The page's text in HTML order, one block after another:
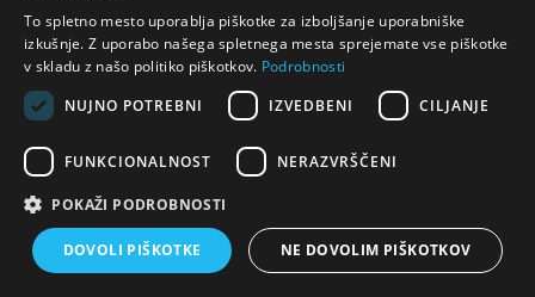
To spletno mesto uporablja piškotke za izboljšanje uporabniške
izkušnje. Z uporabo našega spletnega mesta sprejemate vse piškotke
v skladu z našo politiko piškotkov. Podrobnosti
NUJNO POTREBNI
IZVEDBENI CILJANJE
FUNKCIONALNOST NERAZVRŠČENI
POKAŽI PODROBNOSTI
DOVOLI PIŠKOTKE NE DOVOLIM PIŠKOTKOV